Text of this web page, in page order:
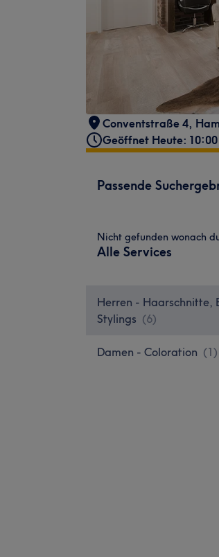
Conventstraße 4,
Geöffnet Heute: 10:00
Passende
Nicht gefunden wonach
Alle Services
Herren - Haarschnitte,
Stylings (6)
Damen - Coloration (1)